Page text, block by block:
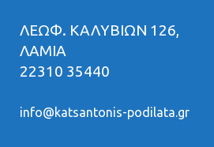
ΛΕΩΦ. ΚΑΛΥΒΙΩΝ 126,
ΛΑΜΙΑ
22310 35440
info@katsantonis-podilata.gr